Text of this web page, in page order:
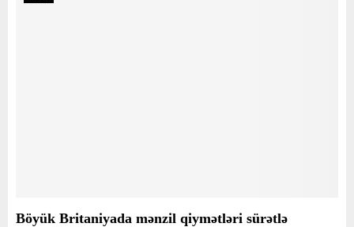
Böyük Britaniyada mənzil qiymətləri sürətlə